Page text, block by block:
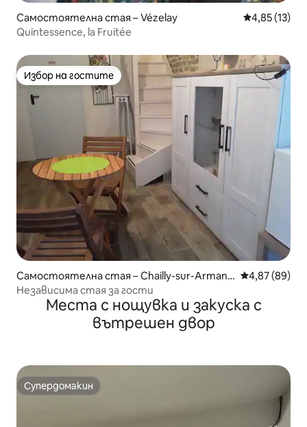
Самостоятелна стая – Vézelay Средна
4,85 (13)
Quintessence, la Fruitée
Избор на гостите
Избор на гостите
Самостоятелна стая – Chailly-sur-Armanç
on
Средна
4,87 (89)
Независима стая за гости
Места с нощувка и закуска с
вътрешен двор
Супердомакин
Супердомакин